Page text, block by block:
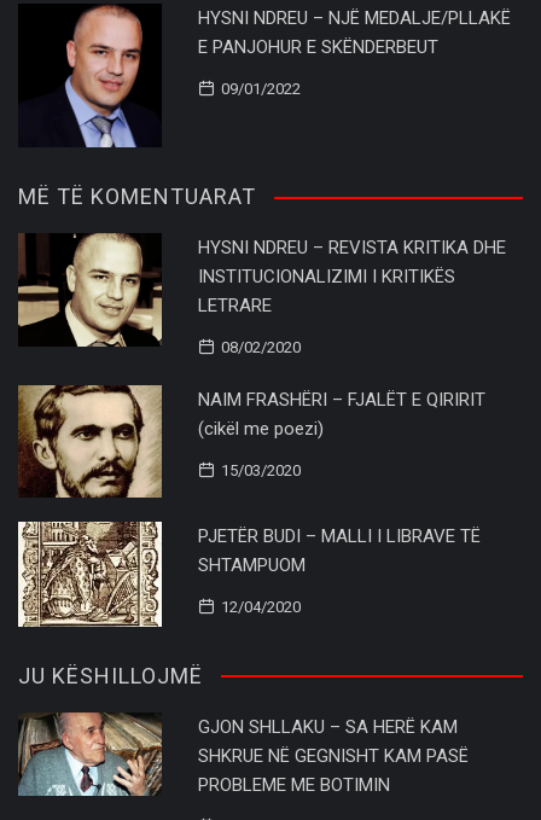
HYSNI NDREU – NJË MEDALJE/PLLAKË
E PANJOHUR E SKËNDERBEUT
09/01/2022
MË TË KOMENTUARAT
HYSNI NDREU – REVISTA KRITIKA DHE
INSTITUCIONALIZIMI I KRITIKËS
LETRARE
08/02/2020
NAIM FRASHËRI – FJALËT E QIRIRIT
(cikël me poezi)
15/03/2020
PJETËR BUDI – MALLI I LIBRAVE TË
SHTAMPUOM
12/04/2020
JU KËSHILLOJMË
GJON SHLLAKU – SA HERË KAM
SHKRUE NË GEGNISHT KAM PASË
PROBLEME ME BOTIMIN